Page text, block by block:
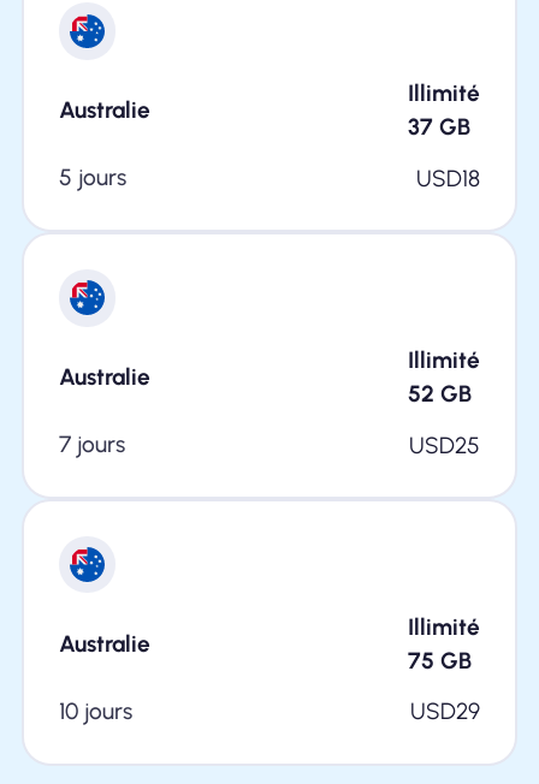
Australie
Illimité
37 GB
5 jours
USD18
Australie
Illimité
52 GB
7 jours
USD25
Australie
Illimité
75 GB
10 jours
USD29